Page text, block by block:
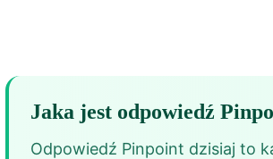
Jaka jest odpowiedź
Odpowiedź Pinpoint dzisiaj to